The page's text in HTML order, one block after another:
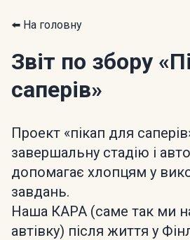
⬅️ На головну
Звіт по збору
саперів»
Проект «пікап для
завершальну стадію і
допомагає хлопцям у
завдань.
Наша КАРА (саме так ми
автівку) після життя у